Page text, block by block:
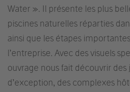
Water ». Il présente les plus
piscines naturelles réparties
ainsi que les étapes
l’entreprise. Avec des visuels
ouvrage nous fait découvrir des
d’exception, des complexes